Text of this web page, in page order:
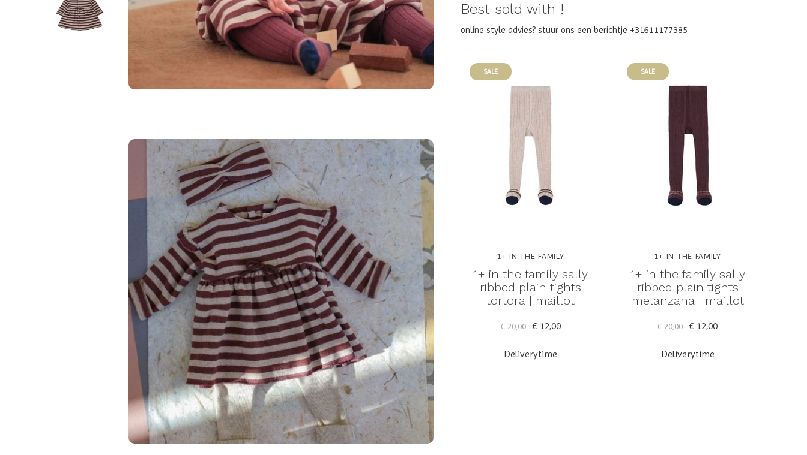
Best sold with !
online style advies? stuur ons een berichtje +31611177385
SALE
1+ IN THE FAMILY
1+ in the family sally
ribbed plain tights
tortora | maillot
€ 20,00 € 12,00
Deliverytime
SALE
1+ IN THE FAMILY
1+ in the family sally
ribbed plain tights
melanzana | maillot
€ 20,00 € 12,00
Deliverytime